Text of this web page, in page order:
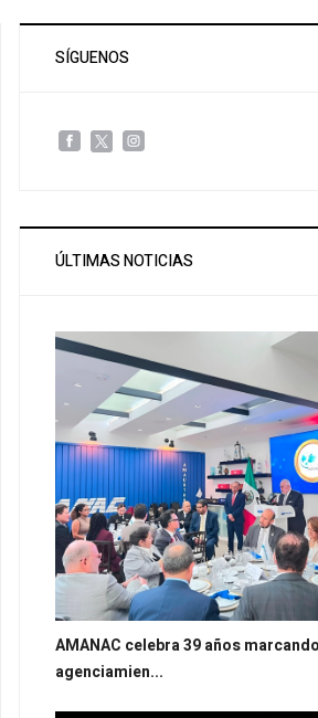
SÍGUENOS
ÚLTIMAS NOTICIAS
AMANAC celebra 39 años
agenciamien...